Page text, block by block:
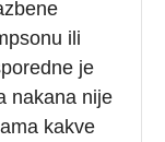
ili
je
nakana nije
kakve